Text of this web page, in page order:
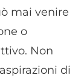
mai venire
o
Non
di